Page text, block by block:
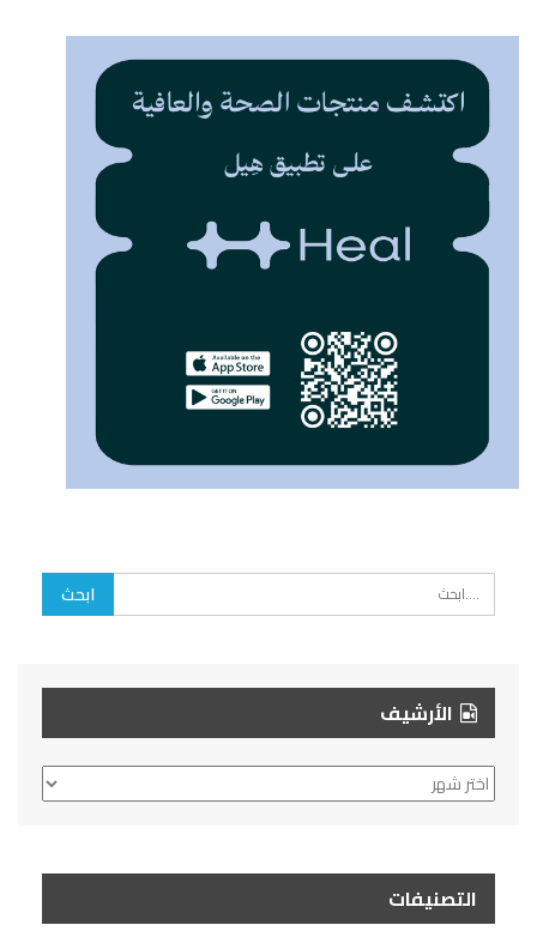
الأرشيف
الأرشيف
التصنيفات